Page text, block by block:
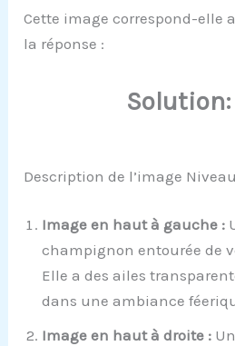
Cette image correspond-elle
la réponse :
Solution:
Description de l’image Niveau
Image en haut à gauche :
champignon entourée de
Elle a des ailes
dans une ambiance
Image en haut à droite :